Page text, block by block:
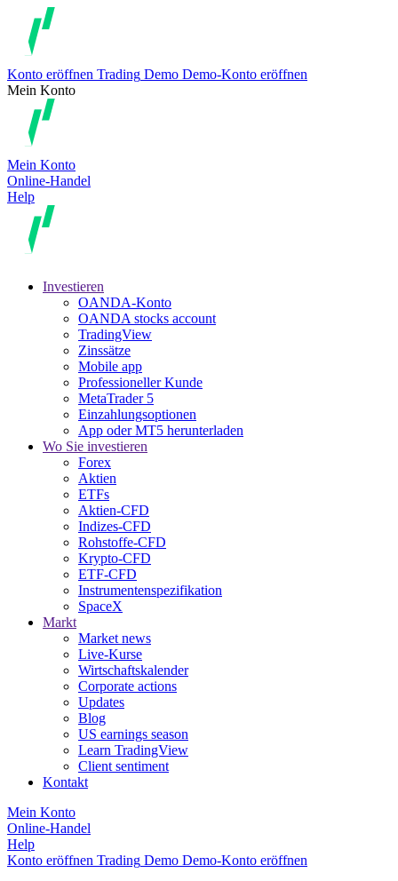
Konto eröffnen Trading Demo Demo-Konto eröffnen
Mein Konto
Mein Konto
Online-Handel
Help
Investieren
OANDA-Konto
OANDA stocks account
TradingView
Zinssätze
Mobile app
Professioneller Kunde
MetaTrader 5
Einzahlungsoptionen
App oder MT5 herunterladen
Wo Sie investieren
Forex
Aktien
ETFs
Aktien-CFD
Indizes-CFD
Rohstoffe-CFD
Krypto-CFD
ETF-CFD
Instrumentenspezifikation
SpaceX
Markt
Market news
Live-Kurse
Wirtschaftskalender
Corporate actions
Updates
Blog
US earnings season
Learn TradingView
Client sentiment
Kontakt
Mein Konto
Online-Handel
Help
Konto eröffnen Trading Demo Demo-Konto eröffnen